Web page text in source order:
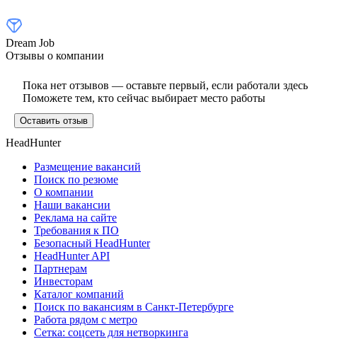
Dream Job
Отзывы о компании
Пока нет отзывов — оставьте первый, если работали здесь
Поможете тем, кто сейчас выбирает место работы
Оставить отзыв
HeadHunter
Размещение вакансий
Поиск по резюме
О компании
Наши вакансии
Реклама на сайте
Требования к ПО
Безопасный HeadHunter
HeadHunter API
Партнерам
Инвесторам
Каталог компаний
Поиск по вакансиям в Санкт-Петербурге
Работа рядом с метро
Сетка: соцсеть для нетворкинга